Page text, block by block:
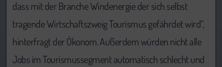
dass mit der Branche Windenergie der sich selbst
tragende Wirtschaftszweig Tourismus gefährdet wird“,
hinterfragt der Ökonom. Außerdem würden nicht alle
Jobs im Tourismussegment automatisch schlecht und